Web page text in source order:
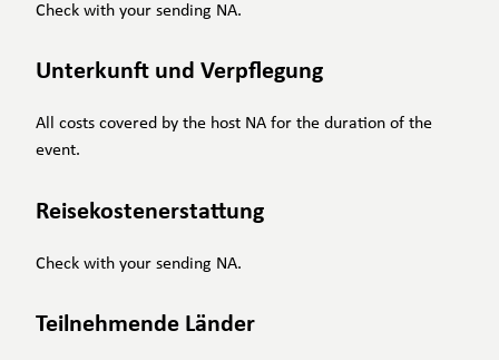
Check with your sending NA.
Unterkunft und Verpflegung
All costs covered by the host NA for the duration of the
event.
Reisekostenerstattung
Check with your sending NA.
Teilnehmende Länder